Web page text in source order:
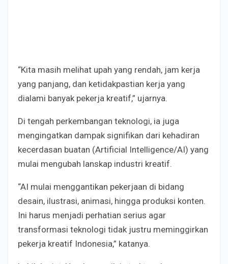
“Kita masih melihat upah yang rendah, jam kerja
yang panjang, dan ketidakpastian kerja yang
dialami banyak pekerja kreatif,” ujarnya.
Di tengah perkembangan teknologi, ia juga
mengingatkan dampak signifikan dari kehadiran
kecerdasan buatan (Artificial Intelligence/AI) yang
mulai mengubah lanskap industri kreatif.
“AI mulai menggantikan pekerjaan di bidang
desain, ilustrasi, animasi, hingga produksi konten.
Ini harus menjadi perhatian serius agar
transformasi teknologi tidak justru meminggirkan
pekerja kreatif Indonesia,” katanya.